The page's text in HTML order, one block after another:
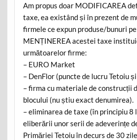
Am propus doar MODIFICAREA
taxe, ea existând și în prezent de
firmele ce expun produse/bunuri
MENȚINEREA acestei taxe
următoarelor firme:
– EURO Market
– DenFlor (puncte de lucru Tetoiu
– firma cu materiale de construcții
blocului (nu știu exact denumirea).
– eliminarea de taxe (în principiu 8
eliberării unor serii de adeverințe
Primăriei Tetoiu în decurs de 30